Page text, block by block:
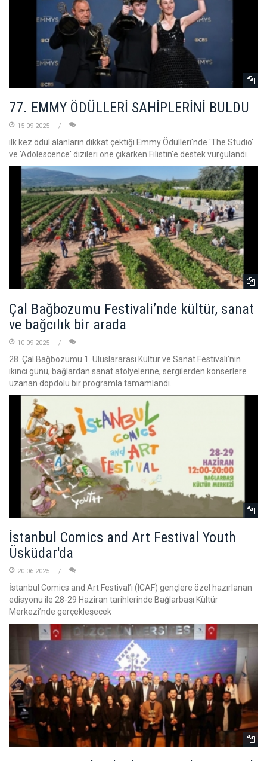
77. EMMY ÖDÜLLERİ SAHİPLERİNİ BULDU
15-09-2025
ilk kez ödül alanların dikkat çektiği Emmy Ödülleri'nde 'The Studio'
ve 'Adolescence' dizileri öne çıkarken Filistin'e destek vurgulandı.
Çal Bağbozumu Festivali’nde kültür, sanat
ve bağcılık bir arada
10-09-2025
28. Çal Bağbozumu 1. Uluslararası Kültür ve Sanat Festivali’nin
ikinci günü, bağlardan sanat atölyelerine, sergilerden konserlere
uzanan dopdolu bir programla tamamlandı.
İstanbul Comics and Art Festival Youth
Üsküdar'da
20-06-2025
İstanbul Comics and Art Festival’i (ICAF) gençlere özel hazırlanan
edisyonu ile 28-29 Haziran tarihlerinde Bağlarbaşı Kültür
Merkezi’nde gerçekleşecek